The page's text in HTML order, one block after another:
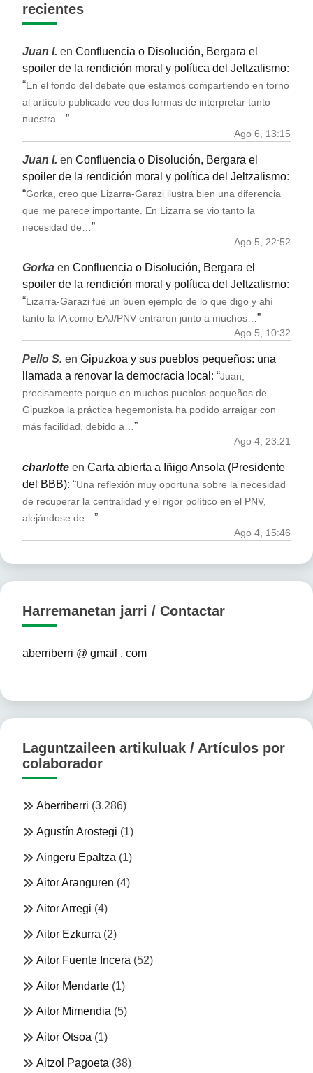
recientes
Juan I. en Confluencia o Disolución, Bergara el
spoiler de la rendición moral y política del Jeltzalismo:
“En el fondo del debate que estamos compartiendo en torno
al artículo publicado veo dos formas de interpretar tanto
nuestra… ”
Ago 6, 13:15
Juan I. en Confluencia o Disolución, Bergara el
spoiler de la rendición moral y política del Jeltzalismo:
“Gorka, creo que Lizarra-Garazi ilustra bien una diferencia
que me parece importante. En Lizarra se vio tanto la
necesidad de… ”
Ago 5, 22:52
Gorka en Confluencia o Disolución, Bergara el
spoiler de la rendición moral y política del Jeltzalismo:
“Lizarra-Garazi fué un buen ejemplo de lo que digo y ahí
tanto la IA como EAJ/PNV entraron junto a muchos…”
Ago 5, 10:32
Pello S. en Gipuzkoa y sus pueblos pequeños: una
llamada a renovar la democracia local : “Juan,
precisamente porque en muchos pueblos pequeños de
Gipuzkoa la práctica hegemonista ha podido arraigar con
más facilidad, debido a…”
Ago 4, 23:21
charlotte en Carta abierta a Iñigo Ansola (Presidente
del BBB): “Una reflexión muy oportuna sobre la necesidad
de recuperar la centralidad y el rigor político en el PNV,
alejándose de…”
Ago 4, 15:46
Harremanetan jarri / Contactar
aberriberri @ gmail . com
Laguntzaileen artikuluak / Artículos por
colaborador
Aberriberri (3.286)
Agustín Arostegi (1)
Aingeru Epaltza (1)
Aitor Aranguren (4)
Aitor Arregi (4)
Aitor Ezkurra (2)
Aitor Fuente Incera (52)
Aitor Mendarte (1)
Aitor Mimendia (5)
Aitor Otsoa (1)
Aitzol Pagoeta (38)